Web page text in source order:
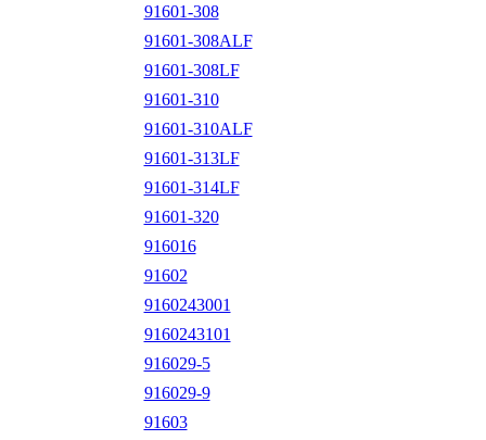
91601-308
91601-308ALF
91601-308LF
91601-310
91601-310ALF
91601-313LF
91601-314LF
91601-320
916016
91602
9160243001
9160243101
916029-5
916029-9
91603